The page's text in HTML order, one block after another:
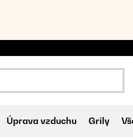
Úprava vzduchu Grily